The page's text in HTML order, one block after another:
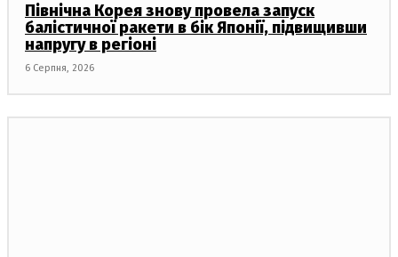
Північна Корея знову провела запуск
балістичної ракети в бік Японії, підвищивши
напругу в регіоні
6 Серпня, 2026